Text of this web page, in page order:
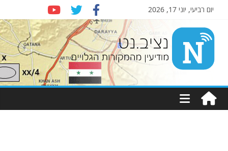
יום רביעי, יוני 17, 2026
Nziv.net
מודיעין
מהמקורות